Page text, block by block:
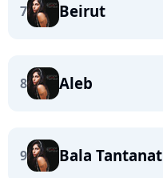
7 Beirut
8 Aleb
9 Bala Tantanat